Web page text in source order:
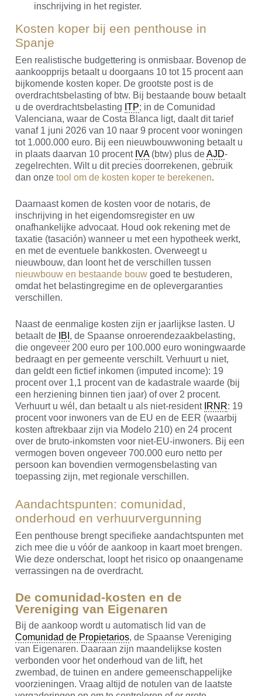
inschrijving in het register.
Kosten koper bij een penthouse in
Spanje
Een realistische budgettering is onmisbaar. Bovenop de
aankoopprijs betaalt u doorgaans 10 tot 15 procent aan
bijkomende kosten koper. De grootste post is de
overdrachtsbelasting of btw. Bij bestaande bouw betaalt
u de overdrachtsbelasting ITP; in de Comunidad
Valenciana, waar de Costa Blanca ligt, daalt dit tarief
vanaf 1 juni 2026 van 10 naar 9 procent voor woningen
tot 1.000.000 euro. Bij een nieuwbouwwoning betaalt u
in plaats daarvan 10 procent IVA(btw) plus deAJD-
zegelrechten. Wilt u dit precies doorrekenen, gebruik
dan onzetool om de kosten koper te berekenen.
Daarnaast komen de kosten voor de notaris, de
inschrijving in het eigendomsregister en uw
onafhankelijke advocaat. Houd ook rekening met de
taxatie (tasación) wanneer u met een hypotheek werkt,
en met de eventuele bankkosten. Overweegt u
nieuwbouw, dan loont het de verschillen tussen
nieuwbouw en bestaande bouw goed te bestuderen,
omdat het belastingregime en de oplevergaranties
verschillen.
Naast de eenmalige kosten zijn er jaarlijkse lasten. U
betaalt de IBI , de Spaanse onroerendezaakbelasting,
die ongeveer 200 euro per 100.000 euro woningwaarde
bedraagt en per gemeente verschilt. Verhuurt u niet,
dan geldt een fictief inkomen (imputed income): 19
procent over 1,1 procent van de kadastrale waarde (bij
een herziening binnen tien jaar) of over 2 procent.
Verhuurt u wél, dan betaalt u als niet-resident IRNR: 19
procent voor inwoners van de EU en de EER (waarbij
kosten aftrekbaar zijn via Modelo 210) en 24 procent
over de bruto-inkomsten voor niet-EU-inwoners. Bij een
vermogen boven ongeveer 700.000 euro netto per
persoon kan bovendien vermogensbelasting van
toepassing zijn, met regionale verschillen.
Aandachtspunten: comunidad,
onderhoud en verhuurvergunning
Een penthouse brengt specifieke aandachtspunten met
zich mee die u vóór de aankoop in kaart moet brengen.
Wie deze onderschat, loopt het risico op onaangename
verrassingen na de overdracht.
De comunidad-kosten en de
Vereniging van Eigenaren
Bij de aankoop wordt u automatisch lid van de
Comunidad de Propietarios, de Spaanse Vereniging
van Eigenaren. Daaraan zijn maandelijkse kosten
verbonden voor het onderhoud van de lift, het
zwembad, de tuinen en andere gemeenschappelijke
voorzieningen. Vraag altijd de notulen van de laatste